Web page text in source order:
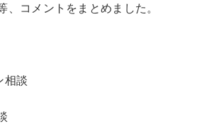
、コメントをまとめました。
談